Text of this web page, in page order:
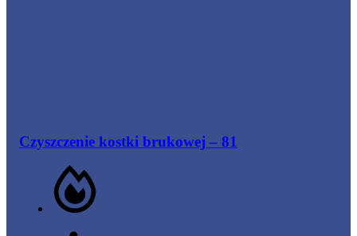
Czyszczenie kostki brukowej – 81